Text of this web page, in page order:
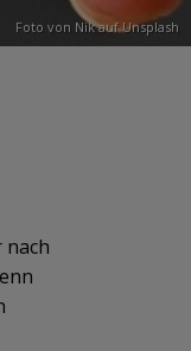
Foto von NikaufUnsplash